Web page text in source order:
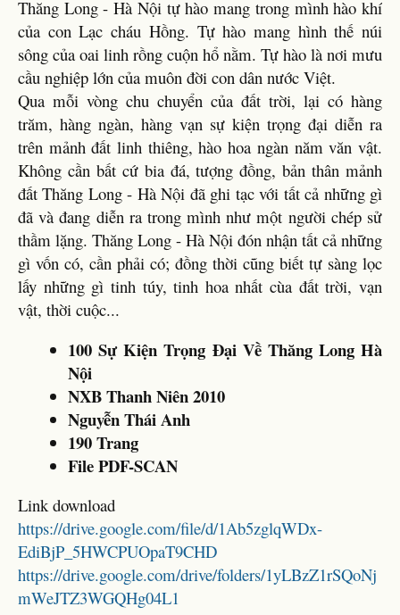
Thăng Long - Hà Nội tự hào mang trong mình hào khí
của con Lạc cháu Hồng. Tự hào mang hình thế núi
sông của oai linh rồng cuộn hổ nằm. Tự hào là nơi mưu
cầu nghiệp lớn của muôn đời con dân nước Việt.
Qua mỗi vòng chu chuyển của đất trời, lại có hàng
trăm, hàng ngàn, hàng vạn sự kiện trọng đại diễn ra
trên mảnh đất linh thiêng, hào hoa ngàn năm văn vật.
Không cần bất cứ bia đá, tượng đồng, bản thân mảnh
đất Thăng Long - Hà Nội đã ghi tạc với tất cả những gì
đã và đang diễn ra trong mình như một người chép sử
thầm lặng. Thăng Long - Hà Nội đón nhận tất cả những
gì vốn có, cần phải có; đồng thời cũng biết tự sàng lọc
lấy những gì tinh túy, tinh hoa nhất cùa đất trời, vạn
vật, thời cuộc...
100 Sự Kiện Trọng Đại Về Thăng Long Hà
Nội
NXB Thanh Niên 2010
Nguyễn Thái Anh
190 Trang
File PDF-SCAN
Link download
https://drive.google.com/file/d/1Ab5zglqWDx-
EdiBjP_5HWCPUOpaT9CHD
https://drive.google.com/drive/folders/1yLBzZ1rSQoNj
mWeJTZ3WGQHg04L1